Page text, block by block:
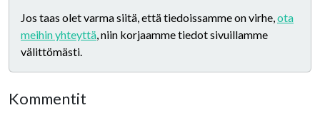
Jos taas olet varma siitä, että tiedoissamme on virhe,ota
meihin yhteyttä, niin korjaamme tiedot sivuillamme
välittömästi.
Kommentit